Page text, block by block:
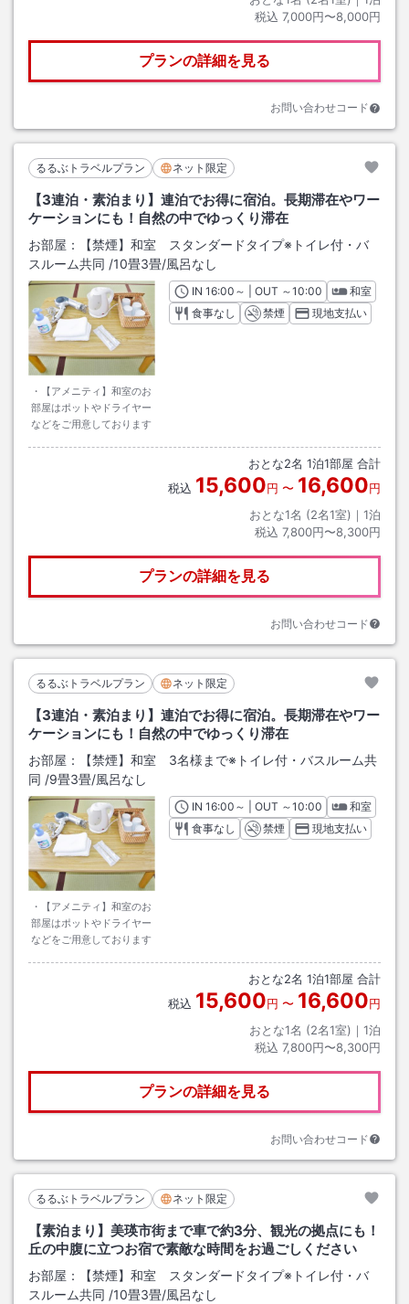
税込 7,000円〜8,000円
プランの詳細を見る
お問い合わせコード
るるぶトラベルプラン ネット限定
【3連泊・素泊まり】連泊でお得に宿泊。長期滞在やワー
ケーションにも！自然の中でゆっくり滞在
お部屋：
【禁煙】和室 スタンダードタイプ※トイレ付・バ
スルーム共同 /10畳3畳/風呂なし
・【アメニティ】和室のお
部屋はポットやドライヤー
などをご用意しております
INチェックイン
16:00 ～ | OUT チェックアウト
～10:00
和室
食事なし
禁煙 現地支払い
おとな2名 1泊1部屋 合計
税込 15,600円 〜 16,600円
おとな1名 (2名1室)｜ 1泊
税込 7,800円〜8,300円
プランの詳細を見る
お問い合わせコード
るるぶトラベルプラン ネット限定
【3連泊・素泊まり】連泊でお得に宿泊。長期滞在やワー
ケーションにも！自然の中でゆっくり滞在
お部屋：
【禁煙】和室 3名様まで※トイレ付・バスルーム共
同 /9畳3畳/風呂なし
・【アメニティ】和室のお
部屋はポットやドライヤー
などをご用意しております
INチェックイン
16:00 ～ | OUT チェックアウト
～10:00
和室
食事なし
禁煙 現地支払い
おとな2名 1泊1部屋 合計
税込 15,600円 〜 16,600円
おとな1名 (2名1室)｜ 1泊
税込 7,800円〜8,300円
プランの詳細を見る
お問い合わせコード
るるぶトラベルプラン ネット限定
【素泊まり】美瑛市街まで車で約3分、観光の拠点にも！
丘の中腹に立つお宿で素敵な時間をお過ごしください
お部屋：
【禁煙】和室 スタンダードタイプ※トイレ付・バ
スルーム共同 /10畳3畳/風呂なし